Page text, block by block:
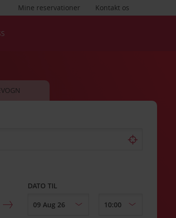
Kontakt os
Mine reservationer
DATO TIL